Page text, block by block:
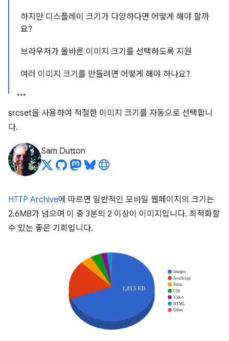
하지만 디스플레이 크기가 다양하다면 어떻게 해야 할까
요?
브라우저가 올바른 이미지 크기를 선택하도록 지원
여러 이미지 크기를 만들려면 어떻게 해야 하나요?
srcset을 사용하여 적절한 이미지 크기를 자동으로 선택합니
다.
Sam Dutton
HTTP Archive에 따르면 일반적인 모바일 웹페이지의 크기는
2.6MB가 넘으며 이 중 3분의 2 이상이 이미지입니다. 최적화할
수 있는 좋은 기회입니다.